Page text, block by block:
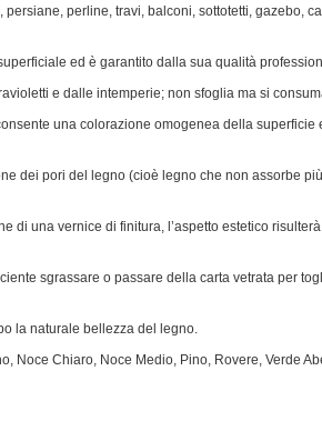
perline, travi, balconi, sottotetti, gazebo,
ed è garantito dalla sua qualità
e dalle intemperie; non sfoglia ma si
una colorazione omogenea della superficie
dei pori del legno (cioè legno che non assorbe
di una vernice di finitura, l’aspetto estetico
sgrassare o passare della carta vetrata per
la naturale bellezza del legno.
Noce Chiaro, Noce Medio, Pino, Rovere, Verde